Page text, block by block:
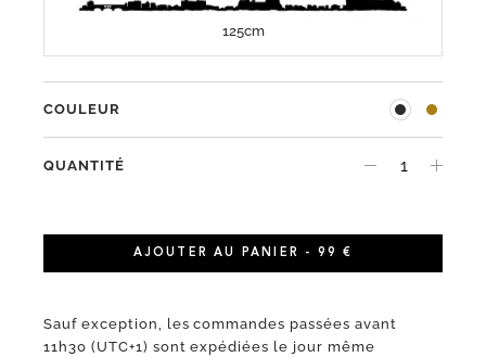
125cm
COULEUR
QUANTITÉ
AJOUTER AU PANIER - 99 €
Sauf exception, les commandes passées avant
11h30 (UTC+1) sont expédiées le jour même